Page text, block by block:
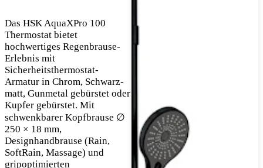
Das HSK AquaXPro 100
Thermostat bietet
hochwertiges Regenbrause-
Erlebnis mit
Sicherheitsthermostat-
Armatur in Chrom, Schwarz-
matt, Gunmetal gebürstet oder
Kupfer gebürstet. Mit
schwenkbarer Kopfbrause ∅
250 × 18 mm,
Designhandbrause (Rain,
SoftRain, Massage) und
gripoptimierten